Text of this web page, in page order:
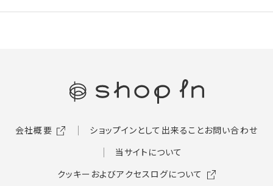
会社概要 ショップインとして出来ることお問い合わせ
当サイトについて
クッキーおよびアクセスログについて